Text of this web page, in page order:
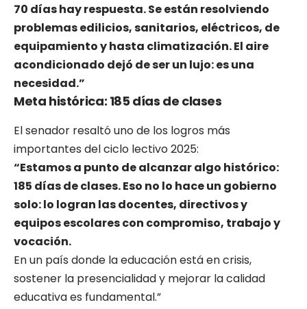
70 días hay respuesta. Se están resolviendo
problemas edilicios, sanitarios, eléctricos, de
equipamiento y hasta climatización. El aire
acondicionado dejó de ser un lujo: es una
necesidad.”
Meta histórica: 185 días de clases
El senador resaltó uno de los logros más
importantes del ciclo lectivo 2025:
“Estamos a punto de alcanzar algo histórico:
185 días de clases. Eso no lo hace un gobierno
solo: lo logran las docentes, directivos y
equipos escolares con compromiso, trabajo y
vocación.
En un país donde la educación está en crisis,
sostener la presencialidad y mejorar la calidad
educativa es fundamental.”